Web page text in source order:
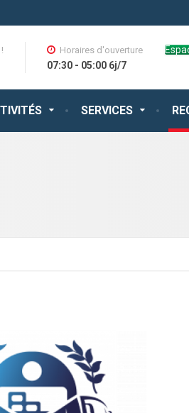
SERVICES
Horaires d'ouverture
07:30 - 05:00 6j/7